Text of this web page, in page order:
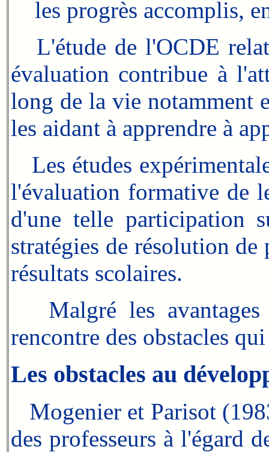
les progrès accomplis,
L'étude de l'OCDE
évaluation contribue à
long de la vie notamment
les aidant à apprendre à
Les études
l'évaluation formative de
d'une telle participation
stratégies de résolution
résultats scolaires.
Malgré les avantages
rencontre des obstacles
Les obstacles au
Mogenier et Parisot
des professeurs à l'égard